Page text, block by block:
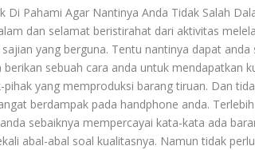
Di Pahami Agar Nantinya Anda Tidak Salah
dan selamat beristirahat dari aktivitas
yang berguna. Tentu nantinya dapat
sebuah cara anda untuk mendapatkan
yang memproduksi barang tiruan. Dan
berdampak pada handphone anda.
sebaiknya mempercayai kata-kata ada
abal-abal soal kualitasnya. Namun tidak